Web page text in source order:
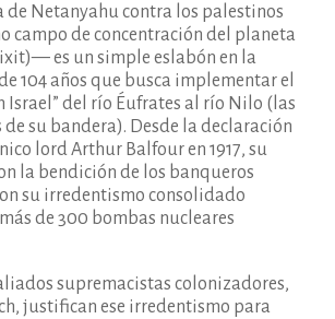
de Netanyahu contra los palestinos
campo de concentración del planeta
es un simple eslabón en la
104 años que busca implementar el
Israel” del río Éufrates al río Nilo (las
su bandera). Desde la declaración
lord Arthur Balfour en 1917, su
la bendición de los banqueros
su irredentismo consolidado
de 300 bombas nucleares
supremacistas colonizadores,
justifican ese irredentismo para